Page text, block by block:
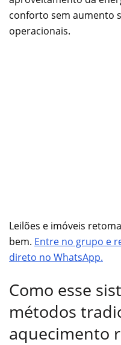
conforto sem aumento
operacionais.
Leilões e imóveis
bem. Entre no grupo e
direto no WhatsApp.
Como esse
métodos
aquecimento